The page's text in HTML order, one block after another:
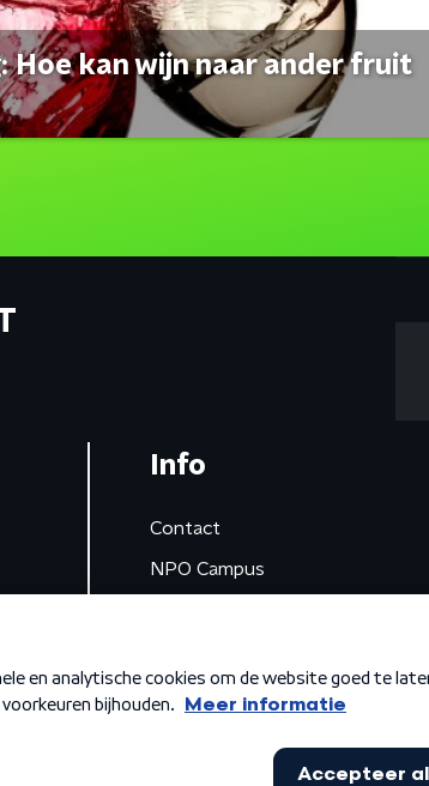
Hoe kan wijn naar ander fruit
Info
Contact
NPO Campus